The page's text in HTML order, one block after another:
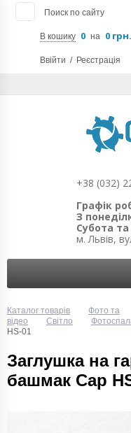
Поиск по сайту
В кошику 0 на 0 грн.
Ввійти / Реєстрація
+38 (032)
Графік
З
Субота та
м. Львів,
Каталог товарів
Фото та
відео
Світло
HS-01
Заглушка на
башмак Cap